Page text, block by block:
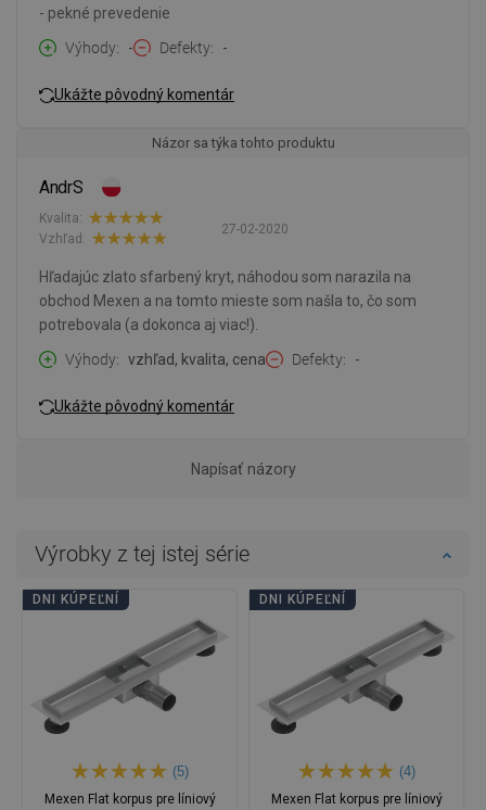
- pekné prevedenie
Výhody
- Defekty -
Ukážte pôvodný komentár
Názor sa týka tohto produktu
AndrS
27-02-2020
Kvalita:
Vzhľad:
Hľadajúc zlato sfarbený kryt, náhodou som narazila na
obchod Mexen a na tomto mieste som našla to, čo som
potrebovala (a dokonca aj viac!).
Výhody
vzhľad, kvalita, cena Defekty -
Ukážte pôvodný komentár
Napísať názory
Výrobky z tej istej série
DNI KÚPEĽNÍ
(5)
Mexen Flat korpus pre líniový
DNI KÚPEĽNÍ
(4)
Mexen Flat korpus pre líniový